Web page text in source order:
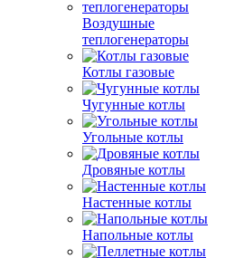
Воздушные
теплогенераторы
Котлы газовые
Чугунные котлы
Угольные котлы
Дровяные котлы
Настенные котлы
Напольные котлы